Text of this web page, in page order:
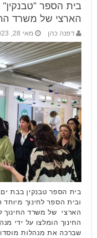
בית הספר
הארצי של משרד
דפנה כהן מאי 28, 2023
בית הספר טבנקין בבת
ובית הספר לחינוך מיוחד
הארצי של משרד החינוך
החינוך הומלצו על ידי
שברכה את מנהלות